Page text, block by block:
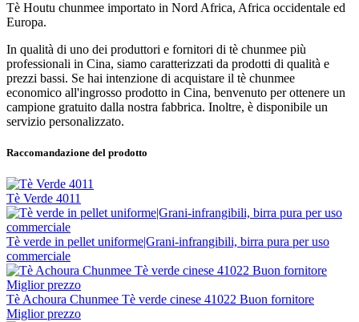
Tè Houtu chunmee importato in Nord Africa, Africa occidentale ed
Europa.
In qualità di uno dei produttori e fornitori di tè chunmee più
professionali in Cina, siamo caratterizzati da prodotti di qualità e
prezzi bassi. Se hai intenzione di acquistare il tè chunmee
economico all'ingrosso prodotto in Cina, benvenuto per ottenere un
campione gratuito dalla nostra fabbrica. Inoltre, è disponibile un
servizio personalizzato.
Raccomandazione del prodotto
Tè Verde 4011
Tè verde in pellet uniforme|Grani-infrangibili, birra pura per uso
commerciale
Tè Achoura Chunmee Tè verde cinese 41022 Buon fornitore
Miglior prezzo